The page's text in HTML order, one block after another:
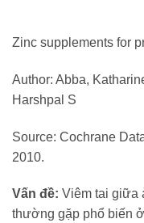
Zinc supplements for
Author: Abba,
Harshpal S
Source: Cochrane
2010.
Vấn đề: Viêm tai giữa
thường gặp phổ biến